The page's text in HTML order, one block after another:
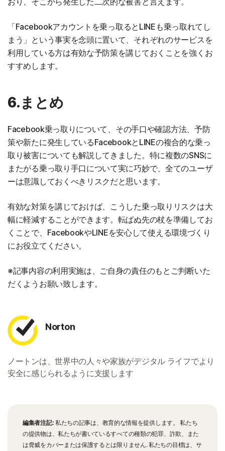
「Facebookアカウントを乗っ取るとLINEも乗っ取れてし
まう」という事実を念頭に置いて、それぞれのサービスを
利用している方は有効な予防策を講じておくことを強くお
すすめします。
6.まとめ
Facebook乗っ取りについて、その手口や確認方法、予防
策や新たに発生しているFacebookとLINEの複合的な乗っ
取り被害についても解説してきました。特に複数のSNSに
またがる乗っ取り手口について実に巧妙で、全てのユーザ
ーは意識しておくべきリスクだと思います。
有効な対策を講じておけば、こうした乗っ取りリスクは大
幅に軽減することができます。転ばぬ先の杖を準備してお
くことで、FacebookやLINEを安心して使える環境づくり
にお役立てください。
※記事内容の利用実施は、ご自身の責任のもとご判断いた
だくようお願い致します。
Norton
ノートンは、世界中の人々や家族がデジタル ライフでより
安全に感じられるように支援します
編集者注記: 私たちの記事は、教育的な情報を提供します。 私たち
の提供物は、私たちが書いているすべての種類の犯罪、詐欺、また
は脅威をカバーまたは保護するとは限りません. 私たちの目標は、サ